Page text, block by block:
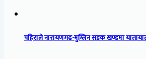
पहिराले नारायणगढ-मुग्लिन सडक खण्डमा